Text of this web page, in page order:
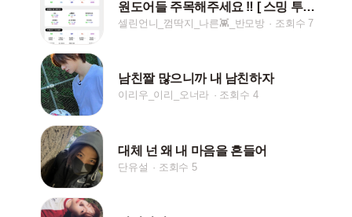
원도어들 주목해주세요 ‼️ [ 스밍 투표 ]
셀린언니_껌딱지_나른👾_반모방 조회수 7
남친짤 많으니까 내 남친하자
이리우_이리_오너라 조회수 4
대체 넌 왜 내 마음을 흔들어
단유설 조회수 5